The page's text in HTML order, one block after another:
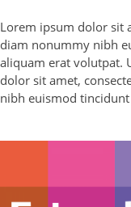
Lorem ipsum dolor sit
diam nonummy nibh
aliquam erat volutpat.
dolor sit amet,
nibh euismod